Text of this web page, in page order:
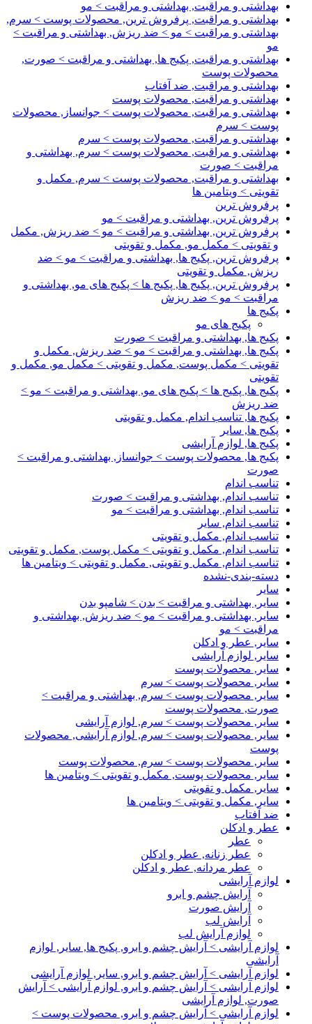
بهداشتی و مراقبت, بهداشتی و مراقبت > مو
بهداشتی و مراقبت, پرفروش ترین, محصولات پوست > سرم,
بهداشتی و مراقبت > مو > ضد ریزش, بهداشتی و مراقبت >
مو
بهداشتی و مراقبت, پکیج ها, بهداشتی و مراقبت > صورت,
محصولات پوست
بهداشتی و مراقبت, ضد آفتاب
بهداشتی و مراقبت, محصولات پوست
بهداشتی و مراقبت, محصولات پوست > جوانساز, محصولات
پوست > سرم
بهداشتی و مراقبت, محصولات پوست > سرم
بهداشتی و مراقبت, محصولات پوست > سرم, بهداشتی و
مراقبت > صورت
بهداشتی و مراقبت, محصولات پوست > سرم, مکمل و
تقویتی > ویتامین ها
پرفروش ترین
پرفروش ترین, بهداشتی و مراقبت > مو
پرفروش ترین, بهداشتی و مراقبت > مو > ضد ریزش, مکمل
و تقویتی > مکمل مو, مکمل و تقویتی
پرفروش ترین, پکیج ها, بهداشتی و مراقبت > مو > ضد
ریزش, مکمل و تقویتی
پرفروش ترین, پکیج ها, پکیج ها > پکیج های مو, بهداشتی و
مراقبت > مو > ضد ریزش
پکیج ها
پکیج های مو
پکیج ها, بهداشتی و مراقبت > صورت
پکیج ها, بهداشتی و مراقبت > مو > ضد ریزش, مکمل و
تقویتی > مکمل پوست, مکمل و تقویتی > مکمل مو, مکمل و
تقویتی
پکیج ها, پکیج ها > پکیج های مو, بهداشتی و مراقبت > مو >
ضد ریزش
پکیج ها, تناسب اندام, مکمل و تقویتی
پکیج ها, سایر
پکیج ها, لوازم آرایشی
پکیج ها, محصولات پوست > جوانساز, بهداشتی و مراقبت >
صورت
تناسب اندام
تناسب اندام, بهداشتی و مراقبت > صورت
تناسب اندام, بهداشتی و مراقبت > مو
تناسب اندام, سایر
تناسب اندام, مکمل و تقویتی
تناسب اندام, مکمل و تقویتی > مکمل پوست, مکمل و تقویتی
تناسب اندام, مکمل و تقویتی, مکمل و تقویتی > ویتامین ها
دسته-بندی-نشده
سایر
سایر, بهداشتی و مراقبت > بدن > شامپو بدن
سایر, بهداشتی و مراقبت > مو > ضد ریزش, بهداشتی و
مراقبت > مو
سایر, عطر و ادکلن
سایر, لوازم آرایشی
سایر, محصولات پوست
سایر, محصولات پوست > سرم
سایر, محصولات پوست > سرم, بهداشتی و مراقبت >
صورت, محصولات پوست
سایر, محصولات پوست > سرم, لوازم آرایشی
سایر, محصولات پوست > سرم, لوازم آرایشی, محصولات
پوست
سایر, محصولات پوست > سرم, محصولات پوست
سایر, محصولات پوست, مکمل و تقویتی > ویتامین ها
سایر, مکمل و تقویتی
سایر, مکمل و تقویتی > ویتامین ها
ضد آفتاب
عطر و ادکلن
عطر
عطر زنانه, عطر و ادکلن
عطر مردانه, عطر و ادکلن
لوازم آرایشی
آرایش چشم و ابرو
آرایش صورت
آرایش لب
لوازم آرایش لب
لوازم آرایشی > آرایش چشم و ابرو, پکیج ها, سایر, لوازم
آرایشی
لوازم آرایشی > آرایش چشم و ابرو, سایر, لوازم آرایشی
لوازم آرایشی > آرایش چشم و ابرو, لوازم آرایشی > آرایش
صورت, لوازم آرایشی
لوازم آرایشی > آرایش چشم و ابرو, محصولات پوست >